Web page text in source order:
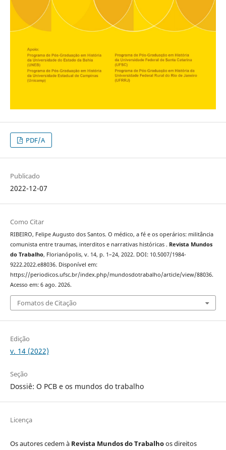
PDF/A
Publicado
2022-12-07
Como Citar
RIBEIRO, Felipe Augusto dos Santos. O médico, a fé e os operários: militância
comunista entre traumas, interditos e narrativas históricas . Revista Mundos
do Trabalho, Florianópolis, v. 14, p. 1–24, 2022. DOI: 10.5007/1984-
9222.2022.e88036. Disponível em:
https://periodicos.ufsc.br/index.php/mundosdotrabalho/article/view/88036.
Acesso em: 6 ago. 2026.
Fomatos de Citação
Edição
v. 14 (2022)
Seção
Dossiê: O PCB e os mundos do trabalho
Licença
Os autores cedem à Revista Mundos do Trabalhoos direitos